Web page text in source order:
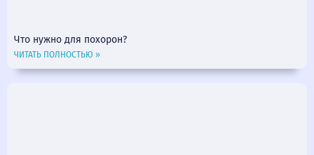
Что нужно для похорон?
ЧИТАТЬ ПОЛНОСТЬЮ »